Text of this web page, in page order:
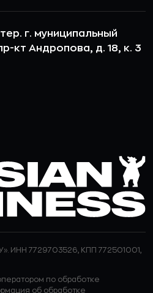
г. муниципальный
кт Андропова, д. 18, к. 3
ИНН 7729703526, КПП 772501001,
по обработке
об обработке